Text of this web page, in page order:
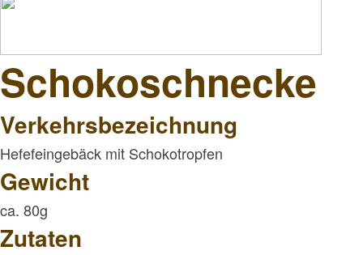
Schokoschnecke
Verkehrsbezeichnung
Hefefeingebäck mit Schokotropfen
Gewicht
ca. 80g
Zutaten